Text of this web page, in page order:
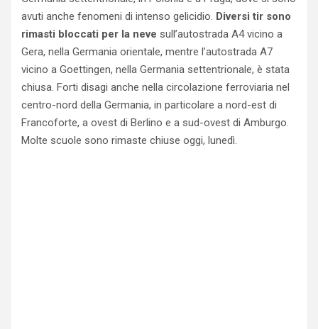
avuti anche fenomeni di intenso gelicidio. Diversi tir sono
rimasti bloccati per la neve sull’autostrada A4 vicino a
Gera, nella Germania orientale, mentre l’autostrada A7
vicino a Goettingen, nella Germania settentrionale, è stata
chiusa. Forti disagi anche nella circolazione ferroviaria nel
centro-nord della Germania, in particolare a nord-est di
Francoforte, a ovest di Berlino e a sud-ovest di Amburgo.
Molte scuole sono rimaste chiuse oggi, lunedì.